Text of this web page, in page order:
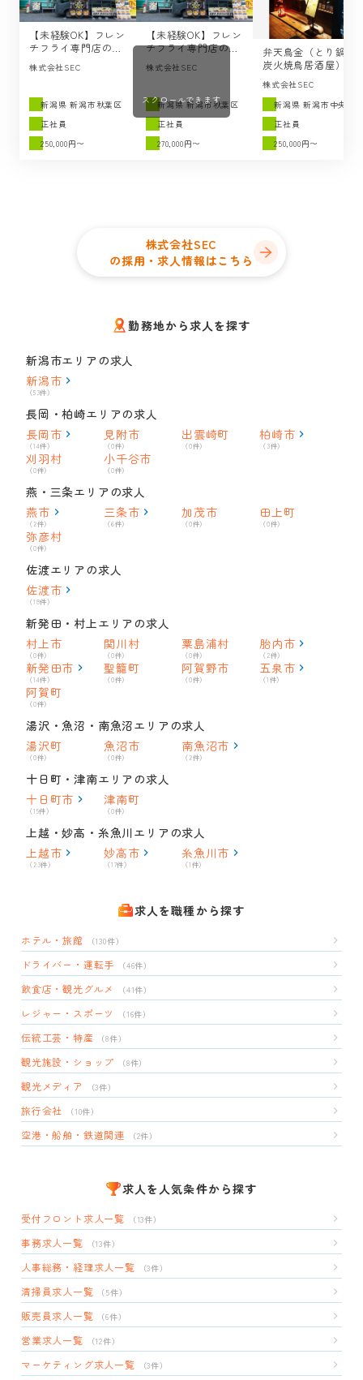
【未経験OK】フレン
チフライ専門店のキ
人 / SEC（新潟市秋
株式会社SEC
新潟県 新潟市秋葉区
正社員
250,000円〜
【未経験OK】フレン
チフライ専門店の店
SEC（新潟市秋葉
株式会社SEC
新潟県 新潟市秋葉区
正社員
270,000円〜
弁天鳥金（とり鍋と
炭火焼鳥居酒屋）の
求人 / SEC（新潟市
中央区）
株式会社SEC
新潟県 新潟市中央区
正社員
250,000円〜
スクロールできます
株式会社SEC
の採用・求人情報はこちら
勤務地から求人を探す
新潟市エリアの求人
新潟市
（53件）
長岡・柏崎エリアの求人
長岡市
（14件）
見附市
（0件）
出雲崎町
（0件）
柏崎市
（3件）
刈羽村
（0件）
小千谷市
（0件）
燕・三条エリアの求人
燕市
（2件）
三条市
（6件）
加茂市
（0件）
田上町
（0件）
弥彦村
（0件）
佐渡エリアの求人
佐渡市
（18件）
新発田・村上エリアの求人
村上市
（0件）
関川村
（0件）
粟島浦村
（0件）
胎内市
（2件）
新発田市
（14件）
聖籠町
（0件）
阿賀野市
（0件）
五泉市
（1件）
阿賀町
（0件）
湯沢・魚沼・南魚沼エリアの求人
湯沢町
（0件）
魚沼市
（0件）
南魚沼市
（2件）
十日町・津南エリアの求人
十日町市
（15件）
津南町
（0件）
上越・妙高・糸魚川エリアの求人
上越市
（23件）
妙高市
（17件）
糸魚川市
（1件）
求人を職種から探す
ホテル・旅館 （130件）
ドライバー・運転手 （46件）
飲食店・観光グルメ （41件）
レジャー・スポーツ （16件）
伝統工芸・特産 （8件）
観光施設・ショップ （8件）
観光メディア （3件）
旅行会社 （10件）
空港・船舶・鉄道関連 （2件）
求人を人気条件から探す
受付フロント求人一覧 （13件）
事務求人一覧 （13件）
人事総務・経理求人一覧 （3件）
清掃員求人一覧 （5件）
販売員求人一覧 （6件）
営業求人一覧 （12件）
マーケティング求人一覧 （3件）